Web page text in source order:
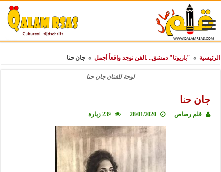
الرئيسية » "باريوتا" دمشق.. بالفن نوجد واقعاً أجمل » جان حنا
لوحة للفنان جان حنا
جان حنا
قلم رصاص 28/01/2020 239 زيارة